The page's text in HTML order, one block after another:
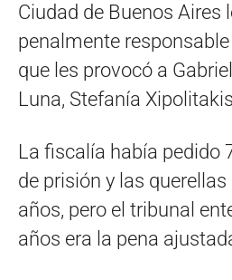
Ciudad de Buenos Aires
penalmente
que les provocó a
Luna, Stefanía
La fiscalía había pedido
de prisión y las
años, pero el tribunal
años era la pena